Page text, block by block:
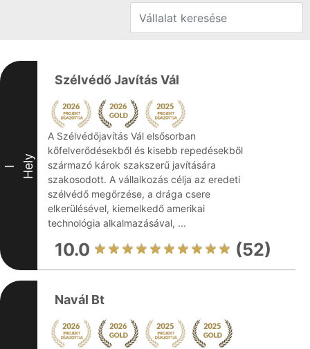
I Hely
Szélvédő Javítás Vál
A Szélvédőjavítás Vál elsősorban
kőfelverődésekből és kisebb repedésekből
származó károk szakszerű javítására
szakosodott. A vállalkozás célja az eredeti
szélvédő megőrzése, a drága csere
elkerülésével, kiemelkedő amerikai
technológia alkalmazásával, ...
10.0 (52)
Navál Bt